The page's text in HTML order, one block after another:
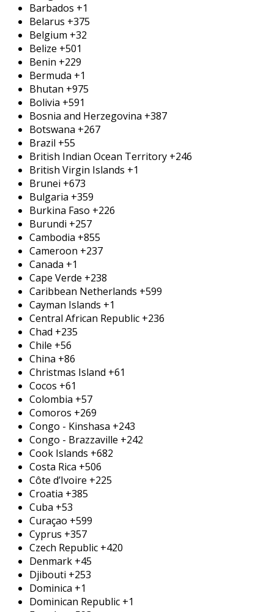
Barbados +1
Belarus +375
Belgium +32
Belize +501
Benin +229
Bermuda +1
Bhutan +975
Bolivia +591
Bosnia and Herzegovina +387
Botswana +267
Brazil +55
British Indian Ocean Territory +246
British Virgin Islands +1
Brunei +673
Bulgaria +359
Burkina Faso +226
Burundi +257
Cambodia +855
Cameroon +237
Canada +1
Cape Verde +238
Caribbean Netherlands +599
Cayman Islands +1
Central African Republic +236
Chad +235
Chile +56
China +86
Christmas Island +61
Cocos +61
Colombia +57
Comoros +269
Congo - Kinshasa +243
Congo - Brazzaville +242
Cook Islands +682
Costa Rica +506
Côte d’Ivoire +225
Croatia +385
Cuba +53
Curaçao +599
Cyprus +357
Czech Republic +420
Denmark +45
Djibouti +253
Dominica +1
Dominican Republic +1